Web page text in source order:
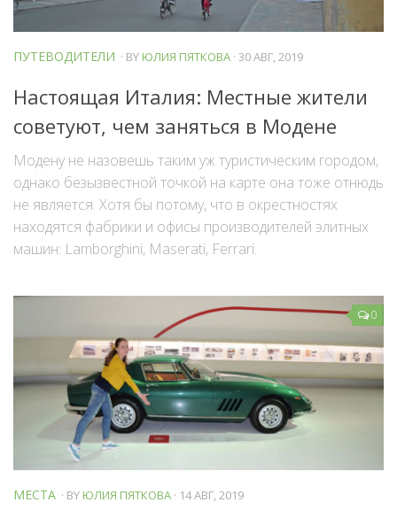
ПУТЕВОДИТЕЛИ · BY ЮЛИЯ ПЯТКОВА · 30 АВГ, 2019
Настоящая Италия: Местные жители
советуют, чем заняться в Модене
Модену не назовешь таким уж туристическим городом,
однако безызвестной точкой на карте она тоже отнюдь
не является. Хотя бы потому, что в окрестностях
находятся фабрики и офисы производителей элитных
машин: Lamborghini, Maserati, Ferrari.
0
МЕСТА · BY ЮЛИЯ ПЯТКОВА · 14 АВГ, 2019